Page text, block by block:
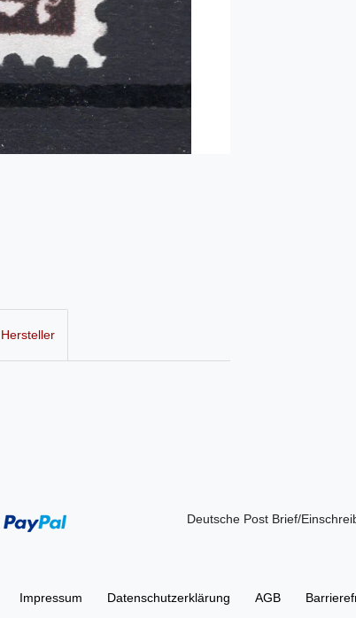
Hersteller
Deutsche Post Brief/
Impressum Daten­schutz­erklärung AGB